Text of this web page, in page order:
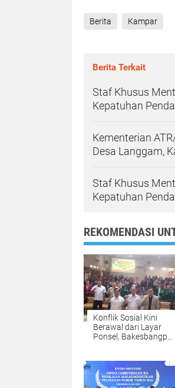
Berita Kampar
Berita Terkait
Staf Khusus
Kepatuhan
Kementerian
Desa Langgam,
Staf Khusus
Kepatuhan
REKOMENDASI
Konflik Sosial Kini
Berawal dari Layar
Ponsel, Bakesbangpol
AI Deepfake